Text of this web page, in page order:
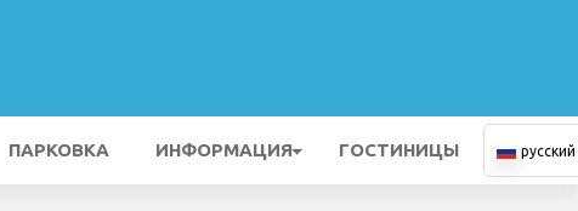
ПАРКОВКА ИНФОРМАЦИЯ ГОСТИНИЦЫ русский